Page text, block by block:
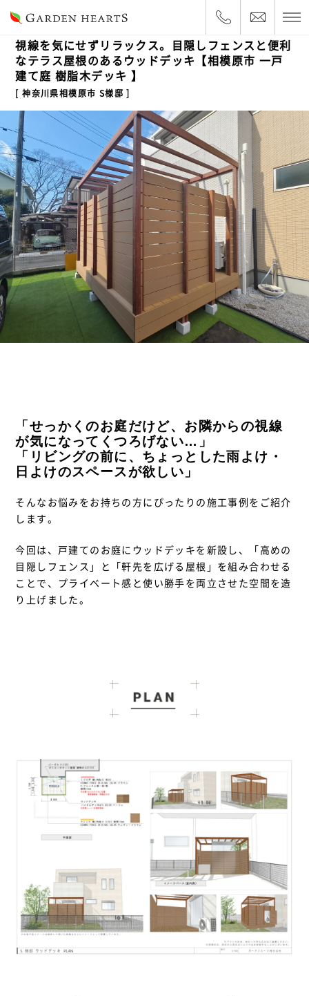
2026.3.27 一戸建て
神奈川県相模原市 S様邸
視線を気にせずリラックス。目隠しフェンスと便利
なテラス屋根のあるウッドデッキ【相模原市 一戸
建て庭 樹脂木デッキ 】
「せっかくのお庭だけど、お隣からの視線
が気になってくつろげない…」
「リビングの前に、ちょっとした雨よけ・
日よけのスペースが欲しい」
そんなお悩みをお持ちの方にぴったりの施工事例をご紹介
します。
今回は、戸建てのお庭にウッドデッキを新設し、「高めの
目隠しフェンス」と「軒先を広げる屋根」を組み合わせる
ことで、プライベート感と使い勝手を両立させた空間を造
り上げました。